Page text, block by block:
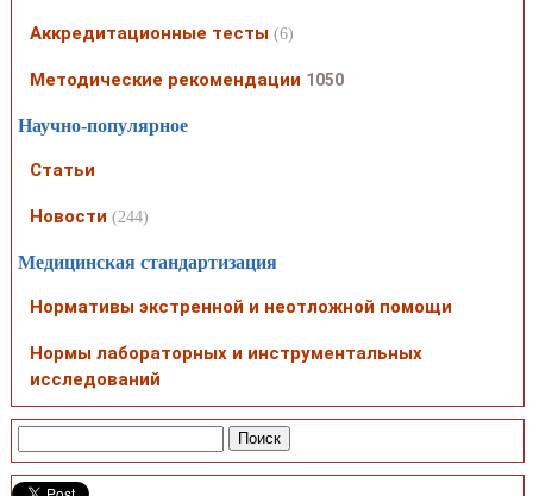
Аккредитационные тесты (6)
Методические рекомендации 1050
Научно-популярное
Статьи
Новости (244)
Медицинская стандартизация
Нормативы экстренной и неотложной помощи
Нормы лабораторных и инструментальных
исследований